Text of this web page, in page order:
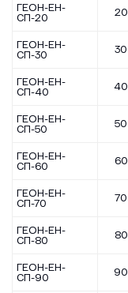
ГЕОН-ЕН-
СП-20
20
ГЕОН-ЕН-
СП-30
30
ГЕОН-ЕН-
СП-40
40
ГЕОН-ЕН-
СП-50
50
ГЕОН-ЕН-
СП-60
60
ГЕОН-ЕН-
СП-70
70
ГЕОН-ЕН-
СП-80
80
ГЕОН-ЕН-
СП-90
90